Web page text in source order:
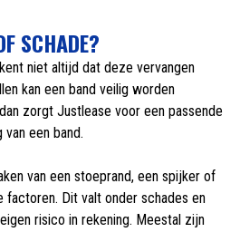
SCHADE?
niet altijd dat deze vervangen
kan een band veilig worden
zorgt Justlease voor een passende
een band.
van een stoeprand, een spijker of
factoren. Dit valt onder schades en
risico in rekening. Meestal zijn